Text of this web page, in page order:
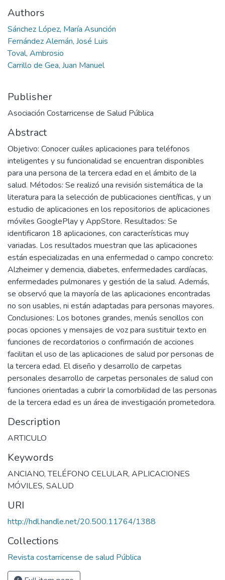
Authors
Sánchez López, María Asunción
Fernández Alemán, José Luis
Toval, Ambrosio
Carrillo de Gea, Juan Manuel
Publisher
Asociación Costarricense de Salud Pública
Abstract
Objetivo: Conocer cuáles aplicaciones para teléfonos
inteligentes y su funcionalidad se encuentran disponibles
para una persona de la tercera edad en el ámbito de la
salud. Métodos: Se realizó una revisión sistemática de la
literatura para la selección de publicaciones científicas, y un
estudio de aplicaciones en los repositorios de aplicaciones
móviles GooglePlay y AppStore. Resultados: Se
identificaron 18 aplicaciones, con características muy
variadas. Los resultados muestran que las aplicaciones
están especializadas en una enfermedad o campo concreto:
Alzheimer y demencia, diabetes, enfermedades cardíacas,
enfermedades pulmonares y gestión de la salud. Además,
se observó que la mayoría de las aplicaciones encontradas
no son usables, ni están adaptadas para personas mayores.
Conclusiones: Los botones grandes, menús sencillos con
pocas opciones y mensajes de voz para sustituir texto en
funciones de recordatorios o confirmación de acciones
facilitan el uso de las aplicaciones de salud por personas de
la tercera edad. El diseño y desarrollo de carpetas
personales desarrollo de carpetas personales de salud con
funciones orientadas a cubrir la comorbilidad de las personas
de la tercera edad es un área de investigación prometedora.
Description
ARTICULO
Keywords
ANCIANO,TELÉFONO CELULAR, APLICACIONES
MÓVILES, SALUD
URI
http://hdl.handle.net/20.500.11764/1388
Collections
Revista costarricense de salud Pública